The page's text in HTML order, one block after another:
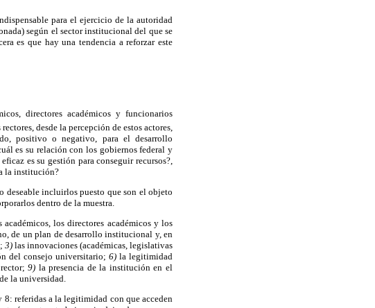
para el ejercicio de la autoridad
según el sector institucional del que se
es que hay una tendencia a reforzar este
directores académicos y funcionarios
desde la percepción de estos actores,
positivo o negativo, para el desarrollo
es su relación con los gobiernos federal y
es su gestión para conseguir recursos?,
la institución?
deseable incluirlos puesto que son el objeto
dentro de la muestra.
los directores académicos y los
de un plan de desarrollo institucional y, en
3)las innovaciones (académicas, legislativas
del consejo universitario; 6)la legitimidad
9) la presencia de la institución en el
la universidad.
8: referidas a la legitimidad con que acceden